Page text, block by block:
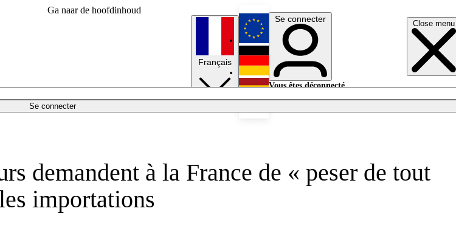
Ga naar de hoofdinhoud
Close menu
Se connecter
Français
English
Deutsch
Se connecter
Vous êtes déconnecté.
demandent à la France de « peser de tout
importations